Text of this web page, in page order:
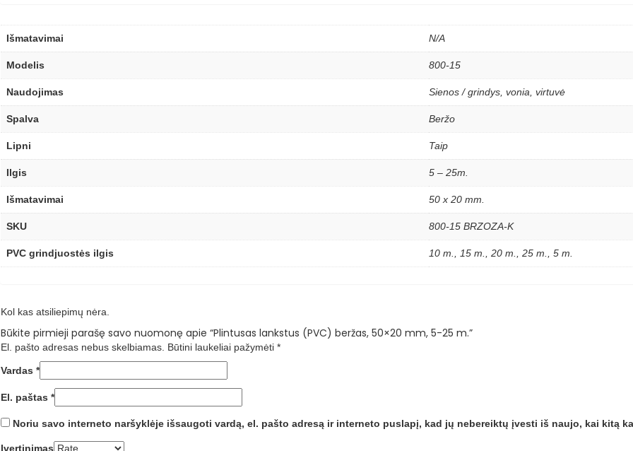
Išmatavimai N/A
Modelis 800-15
Naudojimas Sienos / grindys, vonia, virtuvė
Spalva Beržo
Lipni Taip
Ilgis 5 – 25m.
Išmatavimai 50 x 20 mm.
SKU 800-15 BRZOZA-K
PVC grindjuostės ilgis 10 m., 15 m., 20 m., 25 m., 5 m.
Kol kas atsiliepimų nėra.
Būkite pirmieji parašę savo nuomonę apie “Plintusas lankstus (PVC) beržas, 50×20 mm, 5-25 m.”
El. pašto adresas nebus skelbiamas. Būtini laukeliai pažymėti *
Vardas *
El. paštas *
Noriu savo interneto naršyklėje išsaugoti vardą, el. pašto adresą ir interneto puslapį, kad jų nebereiktų įvesti iš naujo, kai kitą
Įvertinimas